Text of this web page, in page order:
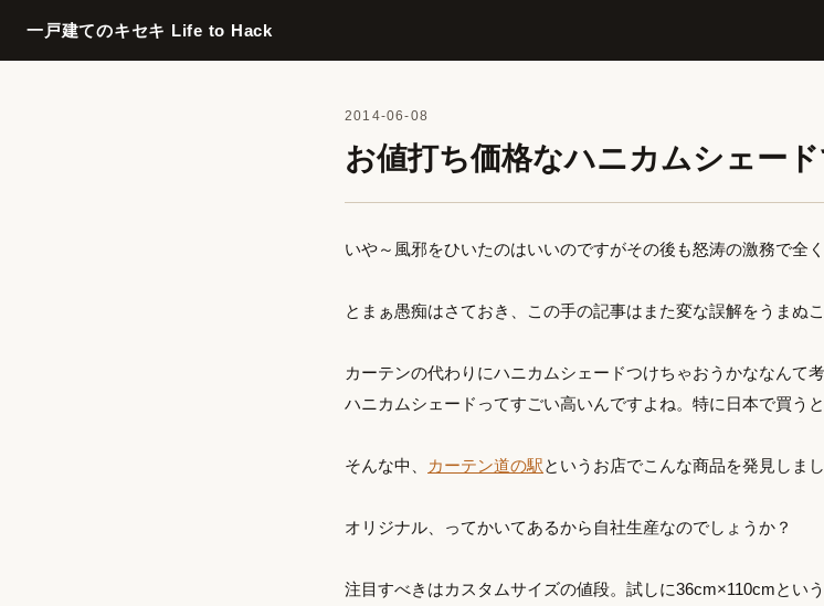
一戸建てのキセキ Life to Hack
2014-06-08
お値打ち価格なハニカムシェー
いや～風邪をひいたのはいいのですがその後も怒涛の激務で全
とまぁ愚痴はさておき、この手の記事はまた変な誤解をうまぬ
カーテンの代わりにハニカムシェードつけちゃおうかななんて
ハニカムシェードってすごい高いんですよね。特に日本で買うと
そんな中、 カーテン道の駅というお店でこんな商品を発見しま
オリジナル、ってかいてあるから自社生産なのでしょうか？
注目すべきはカスタムサイズの値段。試しに36cm×110cmとい